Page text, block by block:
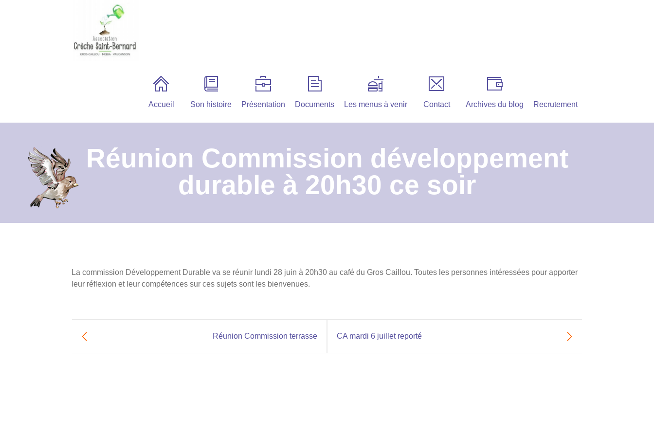
Accueil Son histoire Présentation Documents Les menus à venir Contact Archives du blog Recrutement
Réunion Commission développement
durable à 20h30 ce soir
La commission Développement Durable va se réunir lundi 28 juin à 20h30 au café du Gros Caillou. Toutes les personnes intéressées pour apporter
leur réflexion et leur compétences sur ces sujets sont les bienvenues.
Réunion Commission terrasse CA mardi 6 juillet reporté